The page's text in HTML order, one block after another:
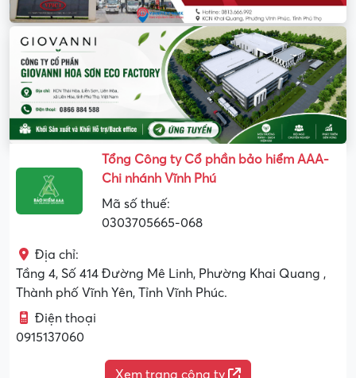
Tổng Công ty Cổ phần bảo hiểm AAA-
Chi nhánh Vĩnh Phú
Mã số thuế:
0303705665-068
Địa chỉ:
Tầng 4, Số 414 Đường Mê Linh, Phường Khai Quang ,
Thành phố Vĩnh Yên, Tỉnh Vĩnh Phúc.
Điện thoại
0915137060
Xem trang công ty